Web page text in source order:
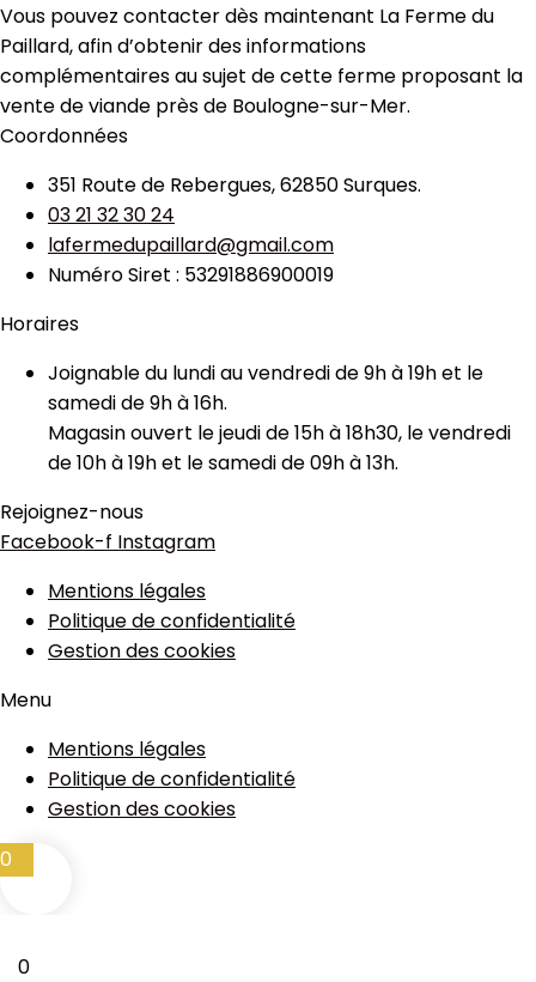
Vous pouvez contacter dès maintenant La Ferme du
Paillard, afin d’obtenir des informations
complémentaires au sujet de cette ferme proposant la
vente de viande près de Boulogne-sur-Mer.
Coordonnées
351 Route de Rebergues, 62850 Surques.
03 21 32 30 24
lafermedupaillard@gmail.com
Numéro Siret : 53291886900019
Horaires
Joignable du lundi au vendredi de 9h à 19h et le
samedi de 9h à 16h.
Magasin ouvert le jeudi de 15h à 18h30, le vendredi
de 10h à 19h et le samedi de 09h à 13h.
Rejoignez-nous
Facebook-f Instagram
Mentions légales
Politique de confidentialité
Gestion des cookies
Menu
Mentions légales
Politique de confidentialité
Gestion des cookies
0
0